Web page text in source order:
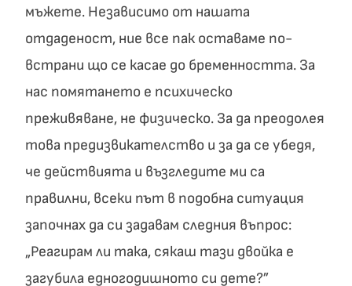
мъжете. Независимо от нашата
отдаденост, ние все пак оставаме по-
встрани що се касае до бременността. За
нас помятането е психическо
преживяване, не физическо. За да преодолея
това предизвикателство и за да се убедя,
че действията и възгледите ми са
правилни, всеки път в подобна ситуация
започнах да си задавам следния въпрос:
„Реагирам ли така, сякаш тази двойка е
загубила едногодишното си дете?”